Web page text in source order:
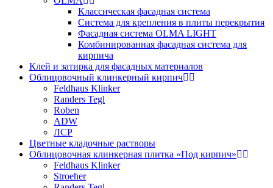
Классическая фасадная система
Система для крепления в плиты перекрытия
Фасадная система OLMA LIGHT
Комбинированная фасадная система для
кирпича
Клей и затирка для фасадных материалов
Облицовочный клинкерный кирпич
Feldhaus Klinker
Randers Tegl
Roben
ADW
ЛСР
Цветные кладочные растворы
Облицовочная клинкерная плитка «Под кирпич»
Feldhaus Klinker
Stroeher